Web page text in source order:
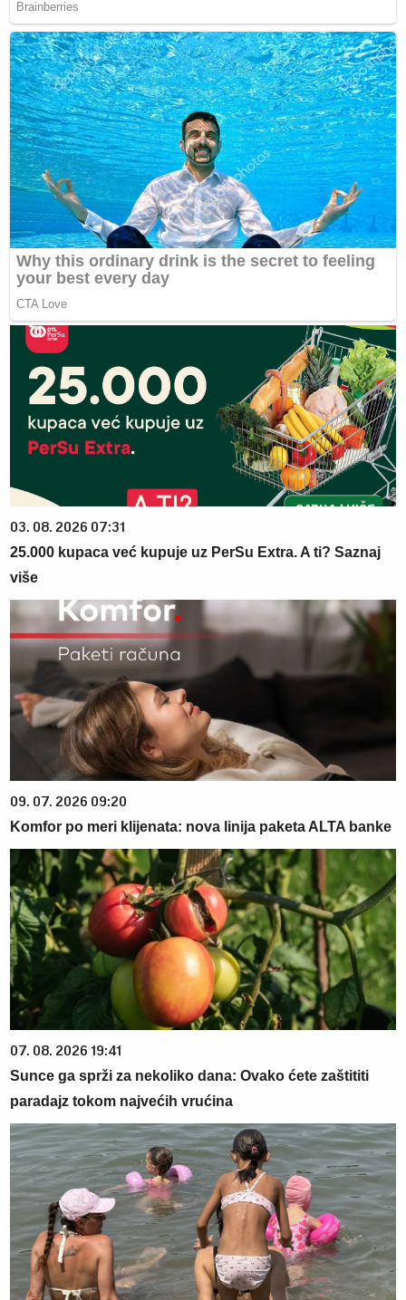
03. 08. 2026 07:31
25.000 kupaca već kupuje uz PerSu Extra. A ti? Saznaj
više
09. 07. 2026 09:20
Komfor po meri klijenata: nova linija paketa ALTA banke
07. 08. 2026 19:41
Sunce ga sprži za nekoliko dana: Ovako ćete zaštititi
paradajz tokom najvećih vrućina